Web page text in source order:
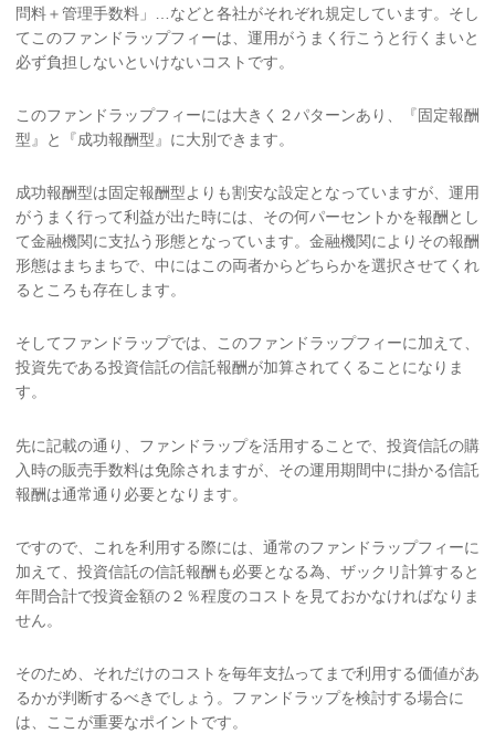
問料＋管理手数料」…などと各社がそれぞれ規定しています。そし
てこのファンドラップフィーは、運用がうまく行こうと行くまいと
必ず負担しないといけないコストです。
このファンドラップフィーには大きく２パターンあり、『固定報酬
型』と『成功報酬型』に大別できます。
成功報酬型は固定報酬型よりも割安な設定となっていますが、運用
がうまく行って利益が出た時には、その何パーセントかを報酬とし
て金融機関に支払う形態となっています。金融機関によりその報酬
形態はまちまちで、中にはこの両者からどちらかを選択させてくれ
るところも存在します。
そしてファンドラップでは、このファンドラップフィーに加えて、
投資先である投資信託の信託報酬が加算されてくることになりま
す。
先に記載の通り、ファンドラップを活用することで、投資信託の購
入時の販売手数料は免除されますが、その運用期間中に掛かる信託
報酬は通常通り必要となります。
ですので、これを利用する際には、通常のファンドラップフィーに
加えて、投資信託の信託報酬も必要となる為、ザックリ計算すると
年間合計で投資金額の２％程度のコストを見ておかなければなりま
せん。
そのため、それだけのコストを毎年支払ってまで利用する価値があ
るかが判断するべきでしょう。ファンドラップを検討する場合に
は、ここが重要なポイントです。